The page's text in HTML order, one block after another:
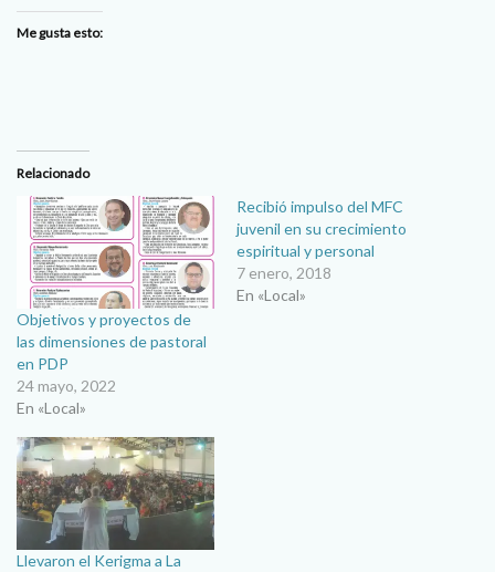
Me gusta esto:
Relacionado
Objetivos y proyectos de
las dimensiones de pastoral
en PDP
24 mayo, 2022
En «Local»
Recibió impulso del MFC
juvenil en su crecimiento
espiritual y personal
7 enero, 2018
En «Local»
Llevaron el Kerigma a La